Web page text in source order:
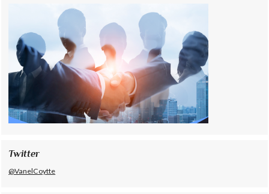
Twitter
@VanelCoytte